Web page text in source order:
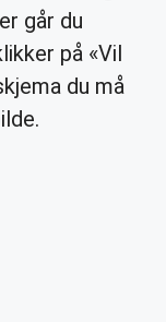
går du
på «Vil
du må